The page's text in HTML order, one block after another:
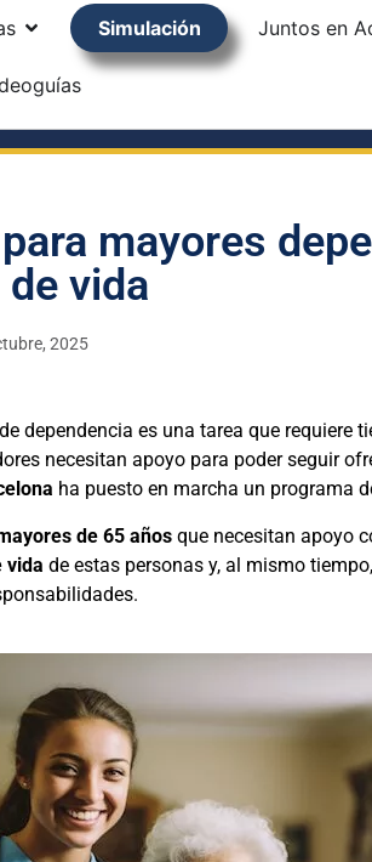
Simulación Juntos en
mayores
vida
2025
dependencia es una tarea que
necesitan apoyo para poder seguir
ha puesto en marcha un programa
de 65 años que necesitan apoyo
vida de estas personas y, al mismo